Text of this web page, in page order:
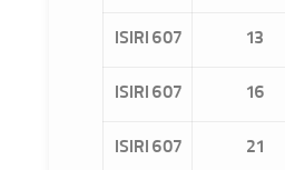
13
ISIRI 607
16
ISIRI 607
21
ISIRI 607